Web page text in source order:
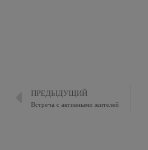
ПРЕДЫДУЩИЙ
Встреча с активными жителей